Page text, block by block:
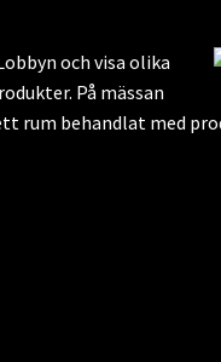
och visa olika
På mässan
rum behandlat med